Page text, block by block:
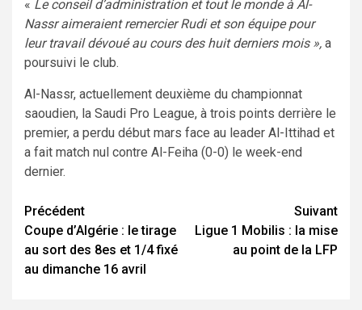
« Le conseil d’administration et tout le monde à Al-
Nassr aimeraient remercier Rudi et son équipe pour
leur travail dévoué au cours des huit derniers mois », a
poursuivi le club.
Al-Nassr, actuellement deuxième du championnat
saoudien, la Saudi Pro League, à trois points derrière le
premier, a perdu début mars face au leader Al-Ittihad et
a fait match nul contre Al-Feiha (0-0) le week-end
dernier.
Navigation
d’article
Précédent
Coupe d’Algérie : le tirage
au sort des 8es et 1/4 fixé
au dimanche 16 avril
Suivant
Ligue 1 Mobilis : la mise
au point de la LFP